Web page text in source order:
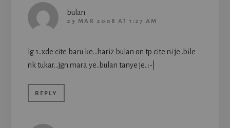
bulan
23 MAR 2008 AT 1:27 AM
lg 1..xde cite baru ke…hari2 bulan on tp cite ni je..bile
nk tukar…jgn mara ye..bulan tanye je..:-|
REPLY